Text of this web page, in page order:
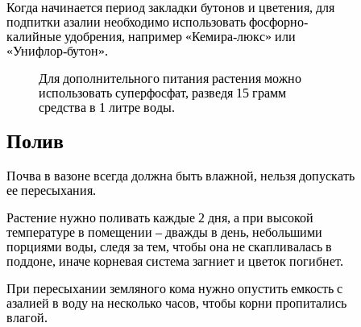
Когда начинается период закладки бутонов и цветения, для
подпитки азалии необходимо использовать фосфорно-
калийные удобрения, например «Кемира-люкс» или
«Унифлор-бутон».
Для дополнительного питания растения можно
использовать суперфосфат, разведя 15 грамм
средства в 1 литре воды.
Полив
Почва в вазоне всегда должна быть влажной, нельзя допускать
ее пересыхания.
Растение нужно поливать каждые 2 дня, а при высокой
температуре в помещении – дважды в день, небольшими
порциями воды, следя за тем, чтобы она не скапливалась в
поддоне, иначе корневая система загниет и цветок погибнет.
При пересыхании земляного кома нужно опустить емкость с
азалией в воду на несколько часов, чтобы корни пропитались
влагой.